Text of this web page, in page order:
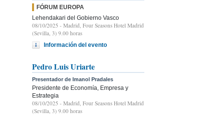
FÓRUM EUROPA
Lehendakari del Gobierno Vasco
08/10/2025 - Madrid, Four Seasons Hotel Madrid
(Sevilla, 3) 9.00 horas
Información del evento
Pedro Luis Uriarte
Presentador de Imanol Pradales
Presidente de Economía, Empresa y
Estrategia
08/10/2025 - Madrid, Four Seasons Hotel Madrid
(Sevilla, 3) 9.00 horas